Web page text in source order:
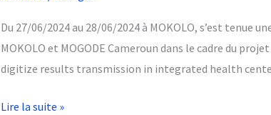
Du 27/06/2024 au 28/06/2024 à MOKOLO, s’est
MOKOLO et MOGODE Cameroun dans le cadre du
digitize results transmission in integrated health
district
Lire la suite »